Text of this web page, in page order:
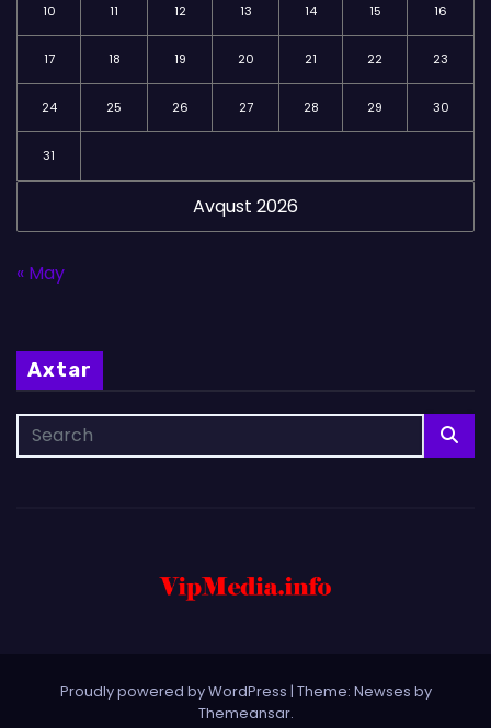
Avqust 2026
10 11 12 13 14 15 16
17 18 19 20 21 22 23
24 25 26 27 28 29 30
31
« May
Axtar
Proudly powered by WordPress | Theme: Newses by
Themeansar.